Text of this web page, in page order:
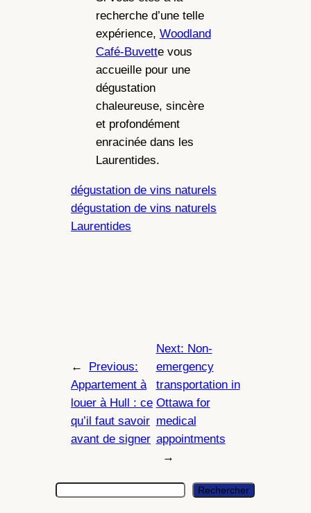
recherche d’une telle
expérience, Woodland
Café-Buvette vous
accueille pour une
dégustation
chaleureuse, sincère
et profondément
enracinée dans les
Laurentides.
dégustation de vins naturels
dégustation de vins naturels
Laurentides
←
Previous:
Appartement à
louer à Hull : ce
qu’il faut savoir
avant de signer
Next: Non-
emergency
transportation in
Ottawa for
medical
appointments
→
Rechercher